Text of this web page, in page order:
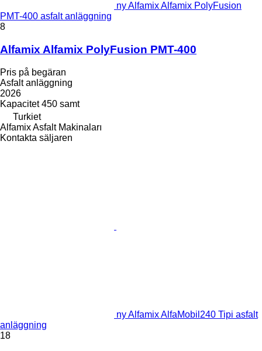
ny Alfamix Alfamix PolyFusion
PMT-400 asfalt anläggning
8
Alfamix Alfamix PolyFusion PMT-400
Pris på begäran
Asfalt anläggning
2026
Kapacitet 450 samt
Turkiet
Alfamix Asfalt Makinaları
Kontakta säljaren
ny Alfamix AlfaMobil240 Tipi asfalt
anläggning
18